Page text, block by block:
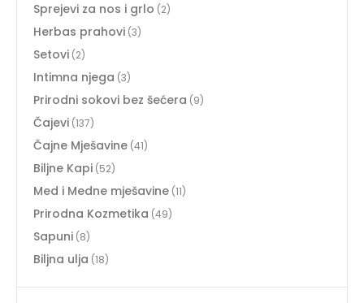
Sprejevi za nos i grlo (2)
Herbas prahovi (3)
Setovi (2)
Intimna njega (3)
Prirodni sokovi bez šećera (9)
Čajevi (137)
Čajne Mješavine (41)
Biljne Kapi (52)
Med i Medne mješavine (11)
Prirodna Kozmetika (49)
Sapuni (8)
Biljna ulja (18)